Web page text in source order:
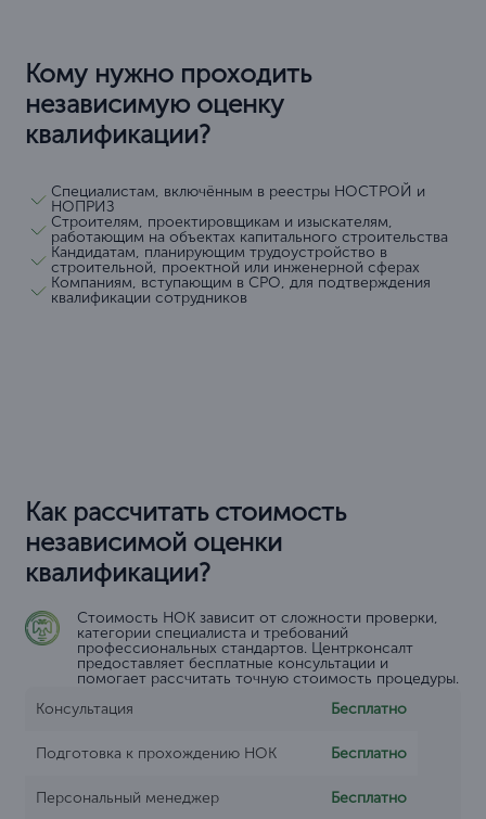
Кому нужно проходить
независимую оценку
квалификации?
Специалистам, включённым в реестры НОСТРОЙ и
НОПРИЗ
Строителям, проектировщикам и изыскателям,
работающим на объектах капитального строительства
Кандидатам, планирующим трудоустройство в
строительной, проектной или инженерной сферах
Компаниям, вступающим в СРО, для подтверждения
квалификации сотрудников
Как рассчитать стоимость
независимой оценки
квалификации?
Стоимость НОК зависит от сложности проверки,
категории специалиста и требований
профессиональных стандартов. Центрконсалт
предоставляет бесплатные консультации и
помогает рассчитать точную стоимость процедуры.
Консультация
Бесплатно
Подготовка к прохождению НОК Бесплатно
Персональный менеджер Бесплатно